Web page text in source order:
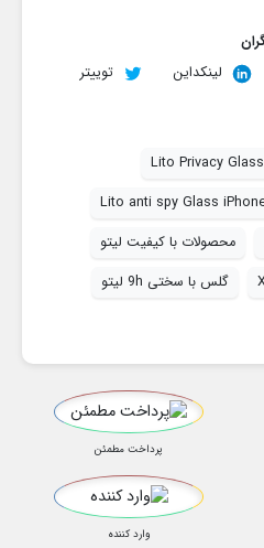
لینکداین
توییتر
Lito Privacy
Lito anti spy Glass
محصولات با کیفیت لیتو
گلس با سختی 9h لیتو
پرداخت مطمئن
وارد کننده